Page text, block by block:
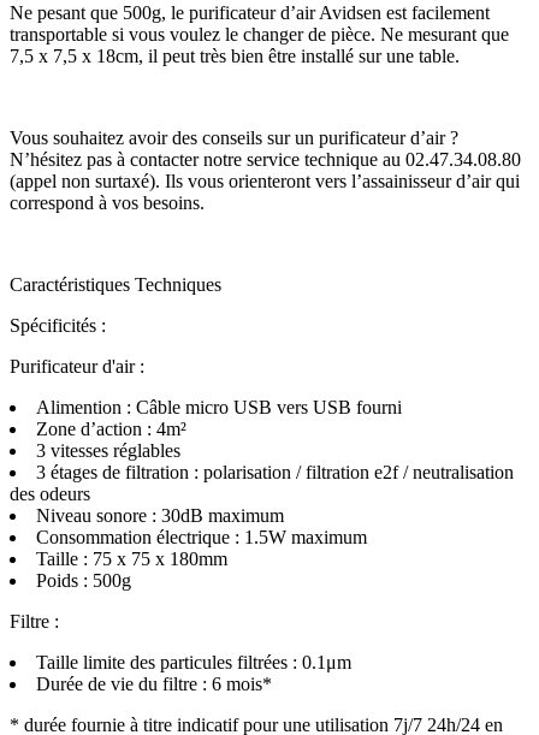
Ne pesant que 500g, le purificateur d’air Avidsen est facilement
transportable si vous voulez le changer de pièce. Ne mesurant que
7,5 x 7,5 x 18cm, il peut très bien être installé sur une table.
Vous souhaitez avoir des conseils sur un purificateur d’air ?
N’hésitez pas à contacter notre service technique au 02.47.34.08.80
(appel non surtaxé). Ils vous orienteront vers l’assainisseur d’air qui
correspond à vos besoins.
Caractéristiques Techniques
Spécificités :
Purificateur d'air :
Alimention : Câble micro USB vers USB fourni
Zone d’action : 4m²
3 vitesses réglables
3 étages de filtration : polarisation / filtration e2f / neutralisation
des odeurs
Niveau sonore : 30dB maximum
Consommation électrique : 1.5W maximum
Taille : 75 x 75 x 180mm
Poids : 500g
Filtre :
Taille limite des particules filtrées : 0.1μm
Durée de vie du filtre : 6 mois*
* durée fournie à titre indicatif pour une utilisation 7j/7 24h/24 en